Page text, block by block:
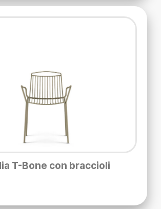
T-Bone con braccioli